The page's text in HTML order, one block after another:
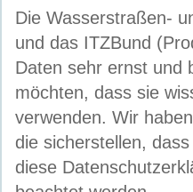
Die Wasserstraßen-
und das ITZBund
Daten sehr ernst und
möchten, dass sie
verwenden. Wir
die sicherstellen,
diese